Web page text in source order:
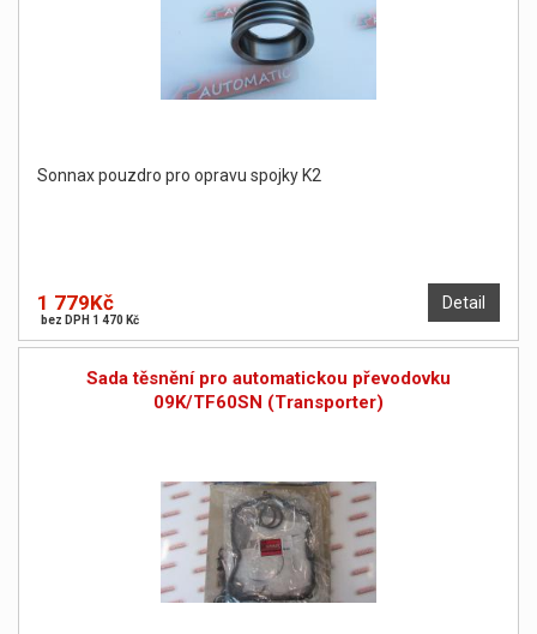
Sonnax pouzdro pro opravu spojky K2
Detail
1 779Kč
bez DPH 1 470 Kč
Sada těsnění pro automatickou převodovku
09K/TF60SN (Transporter)